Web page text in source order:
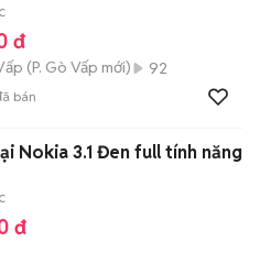
đ
(P. Gò Vấp mới) 92
bán
Nokia 3.1 Đen full tính năng
đ